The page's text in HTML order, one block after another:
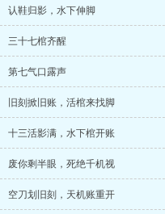
认鞋归影，水下伸脚
三十七棺齐醒
第七气口露声
旧刻掀旧账，活棺来找脚
十三活影满，水下棺开账
废你剩半眼，死绝千机视
空刀划旧刻，天机账重开